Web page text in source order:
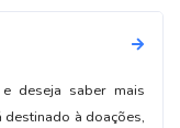
deseja saber mais
à doações,